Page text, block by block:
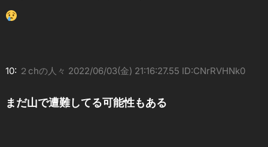
10: ２chの人々 2022/06/03(金) 21:16:27.55 ID:CNrRVHNk0
まだ山で遭難してる可能性もある